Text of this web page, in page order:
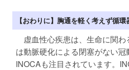
【おわりに】胸通を軽く考えず循
虚血性心疾患は、生命に関わ
は動脈硬化による閉塞がない冠
INOCAも注目されています。